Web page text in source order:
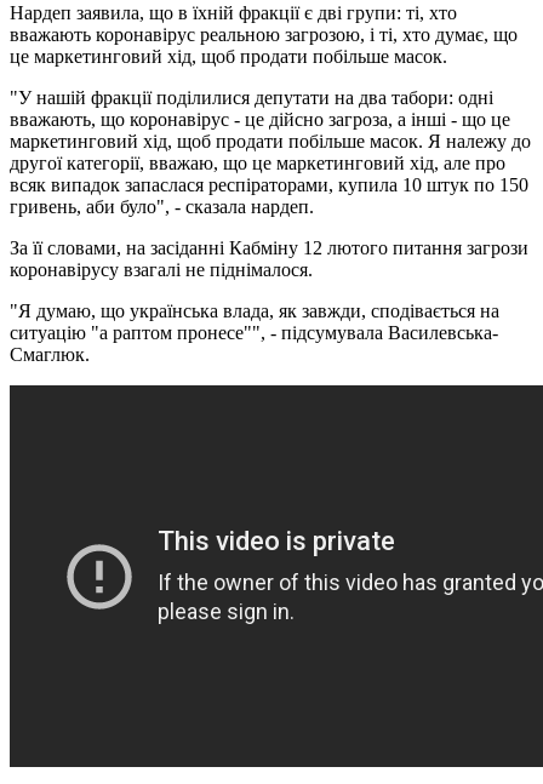
Нардеп заявила, що в їхній фракції є дві групи: ті, хто
вважають коронавірус реальною загрозою, і ті, хто думає, що
це маркетинговий хід, щоб продати побільше масок.
"У нашій фракції поділилися депутати на два табори: одні
вважають, що коронавірус - це дійсно загроза, а інші - що це
маркетинговий хід, щоб продати побільше масок. Я належу до
другої категорії, вважаю, що це маркетинговий хід, але про
всяк випадок запаслася респіраторами, купила 10 штук по 150
гривень, аби було", - сказала нардеп.
За її словами, на засіданні Кабміну 12 лютого питання загрози
коронавірусу взагалі не піднімалося.
"Я думаю, що українська влада, як завжди, сподівається на
ситуацію "а раптом пронесе"", - підсумувала Василевська-
Смаглюк.